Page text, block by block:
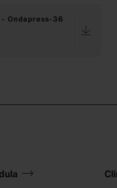
Ondapress-36